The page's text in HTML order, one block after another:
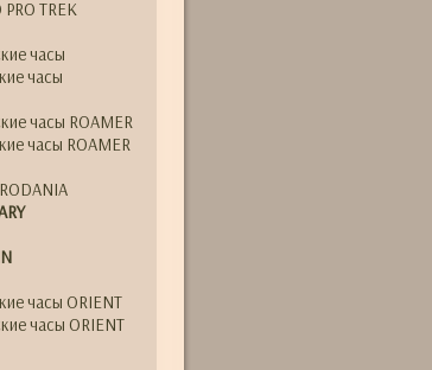
PRO TREK
часы
часы
часы ROAMER
часы ROAMER
часы ORIENT
часы ORIENT